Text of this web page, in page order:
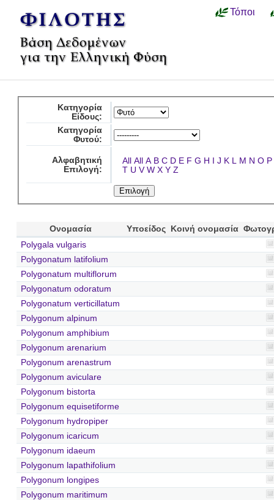
Τόποι
Κατηγορία
Είδους:
Κατηγορία
Φυτού:
Αλφαβητική
Επιλογή:
All All A B C D E F G H I J K L M N O P
T U V W X Y Z
Ονομασία Υποείδος Κοινή ονομασία
Polygala vulgaris
Polygonatum latifolium
Polygonatum multiflorum
Polygonatum odoratum
Polygonatum verticillatum
Polygonum alpinum
Polygonum amphibium
Polygonum arenarium
Polygonum arenastrum
Polygonum aviculare
Polygonum bistorta
Polygonum equisetiforme
Polygonum hydropiper
Polygonum icaricum
Polygonum idaeum
Polygonum lapathifolium
Polygonum longipes
Polygonum maritimum